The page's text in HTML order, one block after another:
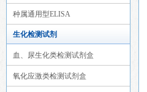
种属通用型ELISA
生化检测试剂
血、尿生化类检测试剂盒
氧化应激类检测试剂盒